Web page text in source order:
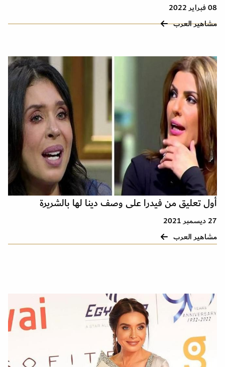
08 فبراير 2022
مشاهير العرب
أول تعليق من فيدرا على وصف دينا لها بالشريرة
27 ديسمبر 2021
مشاهير العرب